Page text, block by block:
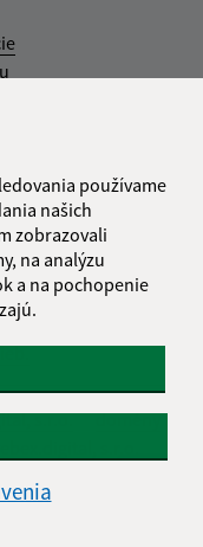
používame
našich
zobrazovali
na analýzu
a na pochopenie
Kysak.
manuálom
s.r.o.
domény
s.r.o.